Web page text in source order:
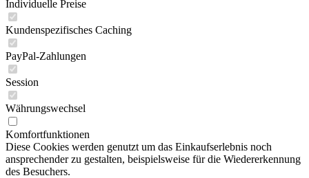
Individuelle Preise
Kundenspezifisches Caching
PayPal-Zahlungen
Session
Währungswechsel
Komfortfunktionen
Diese Cookies werden genutzt um das Einkaufserlebnis noch
ansprechender zu gestalten, beispielsweise für die Wiedererkennung
des Besuchers.